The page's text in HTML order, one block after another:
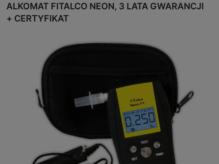
ALKOMAT FITALCO NEON, 3 LATA GWARANCJI
+ CERTYFIKAT